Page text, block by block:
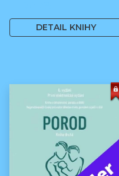
Tomáš Honzík, Ph.D. a kol.
DETAIL KNIHY